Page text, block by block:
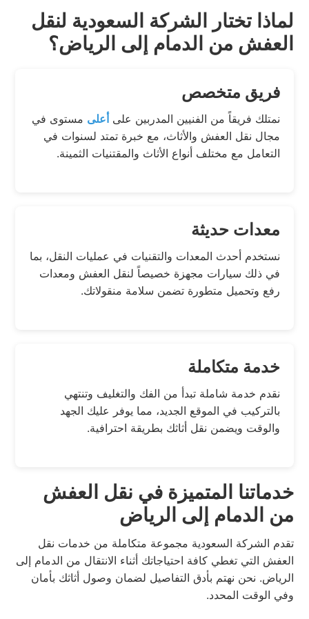
لماذا تختار الشركة السعودية لنقل
العفش من الدمام إلى الرياض؟
فريق متخصص
نمتلك فريقاً من الفنيين المدربين على أعلى مستوى في
مجال نقل العفش والأثاث، مع خبرة تمتد لسنوات في
التعامل مع مختلف أنواع الأثاث والمقتنيات الثمينة.
معدات حديثة
نستخدم أحدث المعدات والتقنيات في عمليات النقل، بما
في ذلك سيارات مجهزة خصيصاً لنقل العفش ومعدات
رفع وتحميل متطورة تضمن سلامة منقولاتك.
خدمة متكاملة
نقدم خدمة شاملة تبدأ من الفك والتغليف وتنتهي
بالتركيب في الموقع الجديد، مما يوفر عليك الجهد
والوقت ويضمن نقل أثاثك بطريقة احترافية.
خدماتنا المتميزة في نقل العفش
من الدمام إلى الرياض
تقدم الشركة السعودية مجموعة متكاملة من خدمات نقل
العفش التي تغطي كافة احتياجاتك أثناء الانتقال من الدمام إلى
الرياض. نحن نهتم بأدق التفاصيل لضمان وصول أثاثك بأمان
وفي الوقت المحدد.